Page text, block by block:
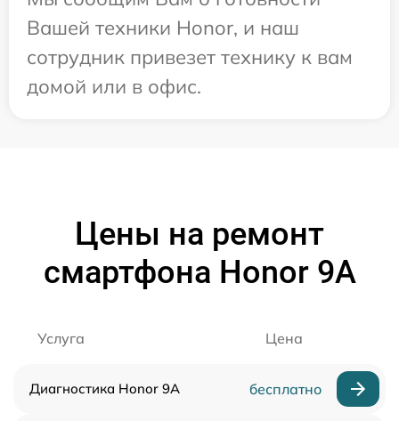
Вашей техники Honor, и наш
сотрудник привезет технику к вам
домой или в офис.
Цены на ремонт
смартфона Honor 9A
Услуга Цена
Диагностика Honor 9A бесплатно